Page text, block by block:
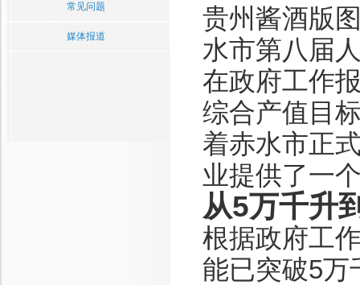
常见问题
媒体报道
贵州酱酒版
水市第八届
在政府工作
综合产值目
着赤水市正
业提供了一
从5万千升
根据政府工
能已突破5万